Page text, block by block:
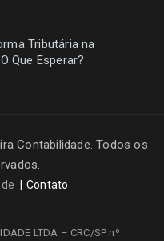
Tributária na
Que Esperar?
Contabilidade. Todos os
Contato
LTDA – CRC/SP nº